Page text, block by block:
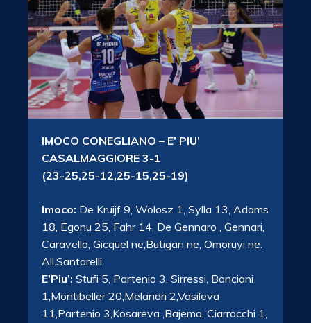
IMOCO CONEGLIANO – E’ PIU’
CASALMAGGIORE 3-1
(23-25,25-12,25-15,25-19)
Imoco: De Kruijf 9, Wolosz 1, Sylla 13, Adams
18, Egonu 25, Fahr 14, De Gennaro , Gennari,
Caravello, Gicquel ne,Butigan ne, Omoruyi ne.
All.Santarelli
E’Piu’: Stufi 5, Partenio 3, Sirressi, Bonciani
1,Montibeller 20,Melandri 2,Vasileva
11,Partenio 3,Kosareva ,Bajema, Ciarrocchi 1,